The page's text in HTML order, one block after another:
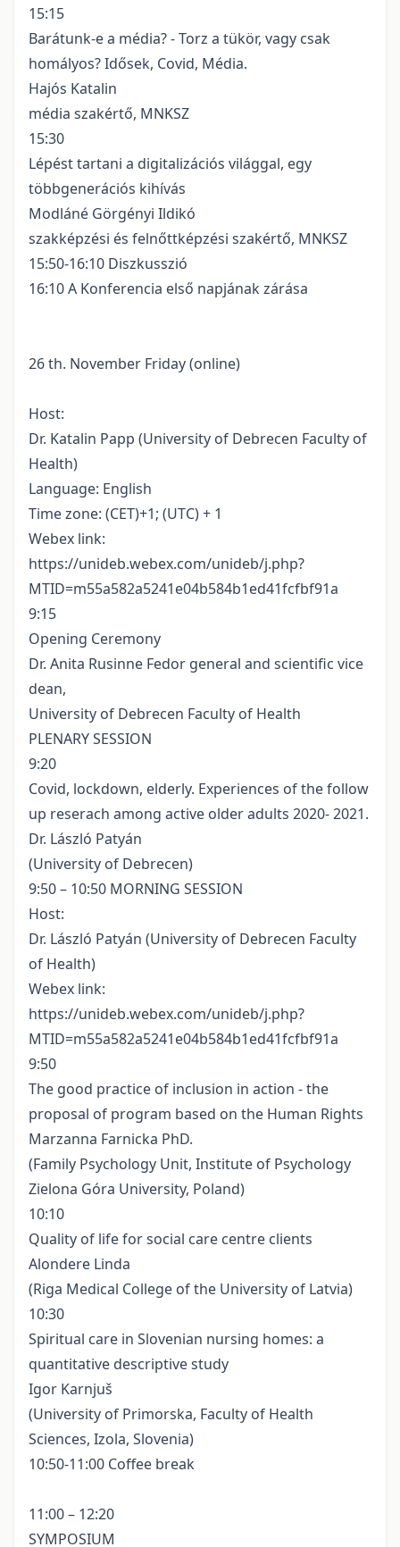
15:15
Barátunk-e a média? - Torz a tükör, vagy csak
homályos? Idősek, Covid, Média.
Hajós Katalin
média szakértő, MNKSZ
15:30
Lépést tartani a digitalizációs világgal, egy
többgenerációs kihívás
Modláné Görgényi Ildikó
szakképzési és felnőttképzési szakértő, MNKSZ
15:50-16:10 Diszkusszió
16:10 A Konferencia első napjának zárása
26 th. November Friday (online)
Host:
Dr. Katalin Papp (University of Debrecen Faculty of
Health)
Language: English
Time zone: (CET)+1; (UTC) + 1
Webex link:
https://unideb.webex.com/unideb/j.php?
MTID=m55a582a5241e04b584b1ed41fcfbf91a
9:15
Opening Ceremony
Dr. Anita Rusinne Fedor general and scientific vice
dean,
University of Debrecen Faculty of Health
PLENARY SESSION
9:20
Covid, lockdown, elderly. Experiences of the follow
up reserach among active older adults 2020- 2021.
Dr. László Patyán
(University of Debrecen)
9:50 – 10:50 MORNING SESSION
Host:
Dr. László Patyán (University of Debrecen Faculty
of Health)
Webex link:
https://unideb.webex.com/unideb/j.php?
MTID=m55a582a5241e04b584b1ed41fcfbf91a
9:50
The good practice of inclusion in action - the
proposal of program based on the Human Rights
Marzanna Farnicka PhD.
(Family Psychology Unit, Institute of Psychology
Zielona Góra University, Poland)
10:10
Quality of life for social care centre clients
Alondere Linda
(Riga Medical College of the University of Latvia)
10:30
Spiritual care in Slovenian nursing homes: a
quantitative descriptive study
Igor Karnjuš
(University of Primorska, Faculty of Health
Sciences, Izola, Slovenia)
10:50-11:00 Coffee break
11:00 – 12:20
SYMPOSIUM